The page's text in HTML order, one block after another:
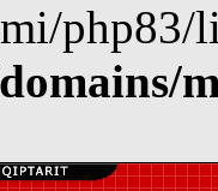
php83/